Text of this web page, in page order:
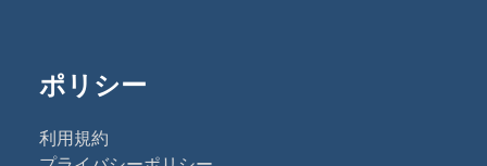
ポリシー
利用規約